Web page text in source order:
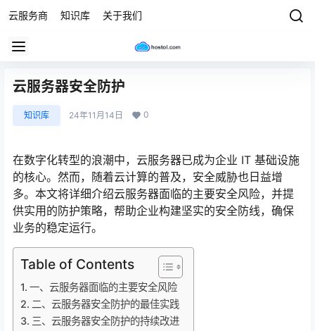
云服务商 知识库 关于我们
云服务器安全防护
知识库 24年11月14日 0
在数字化转型的浪潮中，云服务器已成为企业 IT 基础设施
的核心。然而，随着云计算的普及，安全威胁也日益增
多。本文将详细介绍云服务器面临的主要安全风险，并提
供实用的防护策略，帮助企业构建坚实的安全防线，确保
业务的稳定运行。
Table of Contents
一、云服务器面临的主要安全风险
二、云服务器安全防护的最佳实践
三、云服务器安全防护的持续改进